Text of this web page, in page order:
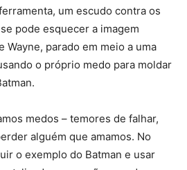
um escudo contra os
pode esquecer a imagem
Wayne, parado em meio a uma
o próprio medo para moldar
medos – temores de falhar,
alguém que amamos. No
o exemplo do Batman e usar